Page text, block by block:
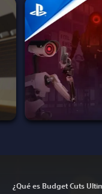
¿Qué es Budget Cuts